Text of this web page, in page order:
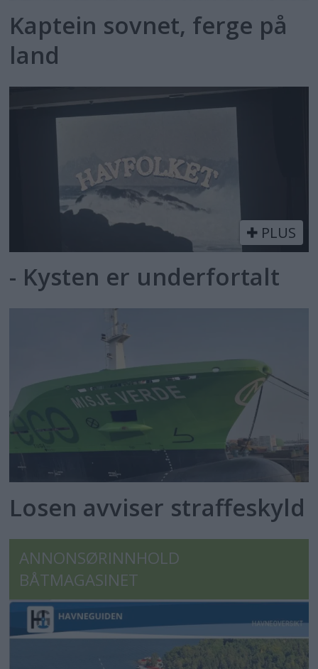
Kaptein sovnet, ferge på
land
PLUS
- Kysten er underfortalt
Losen avviser straffeskyld
ANNONSØRINNHOLD
BÅTMAGASINET